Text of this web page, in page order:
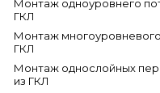
Монтаж одноуровнего
ГКЛ
Монтаж
ГКЛ
Монтаж однослойных
из ГКЛ